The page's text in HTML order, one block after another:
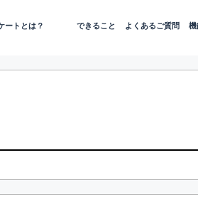
ートとは？ できること よくあるご質問 機